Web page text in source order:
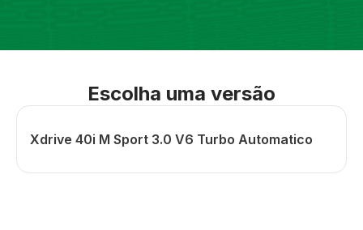
Escolha uma versão
Xdrive 40i M Sport 3.0 V6 Turbo Automatico